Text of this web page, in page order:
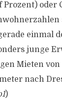
Prozent) oder
einmal
junge
Mieten
nach
)